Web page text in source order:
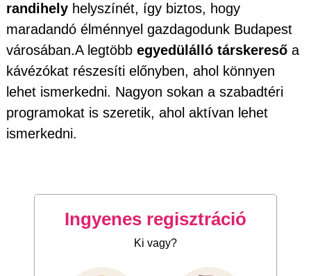
randihely helyszínét, így biztos, hogy
maradandó élménnyel gazdagodunk Budapest
városában.A legtöbb egyedülálló társkereső a
kávézókat részesíti előnyben, ahol könnyen
lehet ismerkedni. Nagyon sokan a szabadtéri
programokat is szeretik, ahol aktívan lehet
ismerkedni.
Ingyenes regisztráció
Ki vagy?